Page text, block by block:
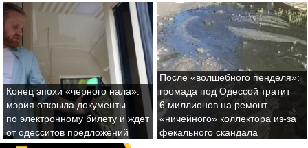
Конец эпохи «черного нала»:
мэрия открыла документы
по электронному билету и ждет
от одесситов предложений
После «волшебного пенделя»:
громада под Одессой тратит
6 миллионов на ремонт
«ничейного» коллектора из-за
фекального скандала